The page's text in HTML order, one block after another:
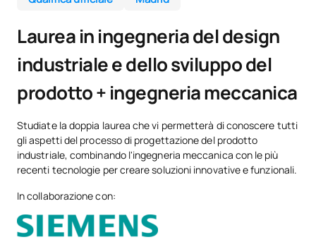
Opportunità di carriera
Sala dei professori
Borse di studio
Laurea in ingegneria del design
industriale e dello sviluppo del
prodotto + ingegneria meccanica
Studiate la doppia laurea che vi permetterà di conoscere tutti
gli aspetti del processo di progettazione del prodotto
industriale, combinando l'ingegneria meccanica con le più
recenti tecnologie per creare soluzioni innovative e funzionali.
In collaborazione con: